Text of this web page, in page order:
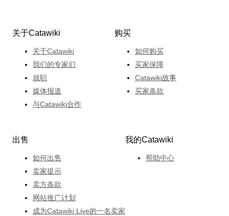
关于Catawiki
关于Catawiki
我们的专家们
就职
媒体报道
与Catawiki合作
购买
如何购买
买家保障
Catawiki故事
买家条款
出售
如何出售
卖家提示
卖方条款
网站推广计划
成为Catawiki Live的一名卖家
我的Catawiki
帮助中心